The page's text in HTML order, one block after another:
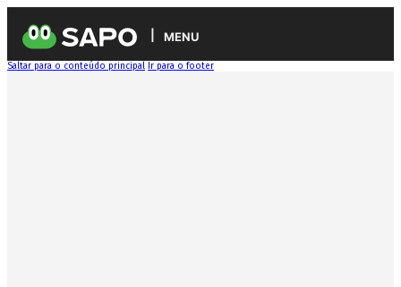
MENU
Saltar para o conteúdo principal Ir para o footer